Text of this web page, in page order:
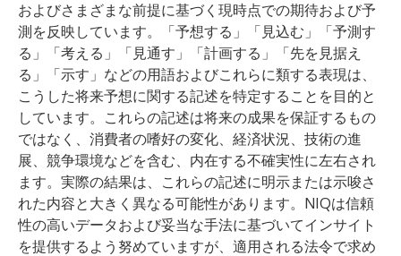
およびさまざまな前提に基づく現時点での期待および予
測を反映しています。「予想する」「見込む」「予測す
る」「考える」「見通す」「計画する」「先を見据え
る」「示す」などの用語およびこれらに類する表現は、
こうした将来予想に関する記述を特定することを目的と
しています。これらの記述は将来の成果を保証するもの
ではなく、消費者の嗜好の変化、経済状況、技術の進
展、競争環境などを含む、内在する不確実性に左右され
ます。実際の結果は、これらの記述に明示または示唆さ
れた内容と大きく異なる可能性があります。NIQは信頼
性の高いデータおよび妥当な手法に基づいてインサイト
を提供するよう努めていますが、適用される法令で求め